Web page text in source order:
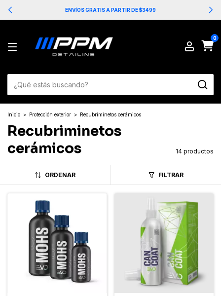
ENVÍOS GRATIS A PARTIR DE $3499
0
Inicio > Protección exterior > Recubriminetos cerámicos
Recubriminetos
cerámicos
14 productos
ORDENAR FILTRAR